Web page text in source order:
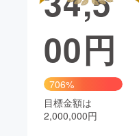
CAMPFIRE Creation
コミュニティ
00円
706%
目標金額は
2,000,000円